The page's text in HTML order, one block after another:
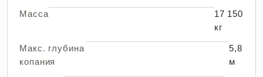
Масса
17 150
кг
Макс. глубина
копания
5,8
м